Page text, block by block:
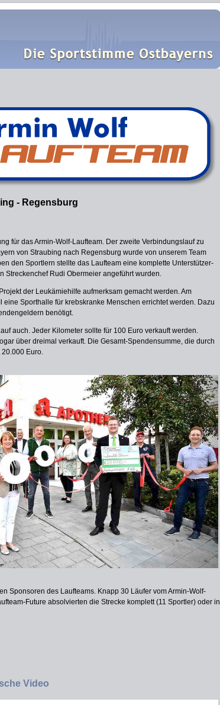
- Regensburg
für das Armin-Wolf-Laufteam. Der zweite Verbindungslauf zu
von Straubing nach Regensburg wurde von unserem Team
den Sportlern stellte das Laufteam eine komplette Unterstützer-
Streckenchef Rudi Obermeier angeführt wurden.
der Leukämiehilfe aufmerksam gemacht werden. Am
eine Sporthalle für krebskranke Menschen errichtet werden. Dazu
benötigt.
auch. Jeder Kilometer sollte für 100 Euro verkauft werden.
über dreimal verkauft. Die Gesamt-Spendensumme, die durch
Euro.
Sponsoren des Laufteams. Knapp 30 Läufer vom Armin-Wolf-
Future absolvierten die Strecke komplett (11 Sportler) oder in
Video